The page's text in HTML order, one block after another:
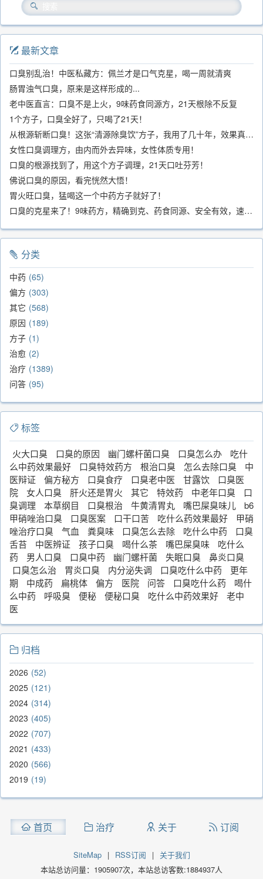
最新文章
口臭别乱治！中医私藏方：佩兰才是口气克星，喝一周就清爽
肠胃浊气口臭，原来是这样形成的...
老中医直言：口臭不是上火，9味药食同源方，21天根除不反复
1个方子，口臭全好了，只喝了21天！
从根源斩断口臭！这张“清源除臭饮”方子，我用了几十年，效果真不错
女性口臭调理方，由内而外去异味，女性体质专用！
口臭的根源找到了，用这个方子调理，21天口吐芬芳！
佛说口臭的原因，看完恍然大悟！
胃火旺口臭，猛喝这一个中药方子就好了！
口臭的克星来了！9味药方，精确到克、药食同源、安全有效，速看！
分类
中药 65
偏方 303
其它 568
原因 189
方子 1
治愈 2
治疗 1389
问答 95
标签
火大口臭 口臭的原因 幽门螺杆菌口臭 口臭怎么办
吃什
么中药效果最好
口臭特效药方 根治口臭 怎么去除口臭
中
医辩证
偏方秘方 口臭食疗 口臭老中医 甘露饮
口臭医
院
女人口臭 肝火还是胃火 其它 特效药 中老年口臭
口
臭调理
本草纲目 口臭根治 牛黄清胃丸 嘴巴屎臭味儿
b6
甲硝唑治口臭
口臭医案 口干口苦 吃什么药效果最好
甲硝
唑治疗口臭
气血 粪臭味 口臭怎么去除 吃什么中药
口臭
舌苔
中医辨证 孩子口臭 喝什么茶 嘴巴屎臭味
吃什么
药
男人口臭 口臭中药 幽门螺杆菌 失眠口臭
鼻炎口臭
口臭怎么治
胃炎口臭 内分泌失调 口臭吃什么中药
更年
期
中成药 扁桃体 偏方 医院 问答 口臭吃什么药
喝什
么中药
呼吸臭 便秘 便秘口臭 吃什么中药效果好
老中
医
归档
2026 52
2025 121
2024 314
2023 405
2022 707
2021
433
2020 566
2019 19
首页 治疗 关于 订阅
SiteMap | RSS订阅 |
关于我们
本站总访问量： 1905907次，本站总访客数:1884937人